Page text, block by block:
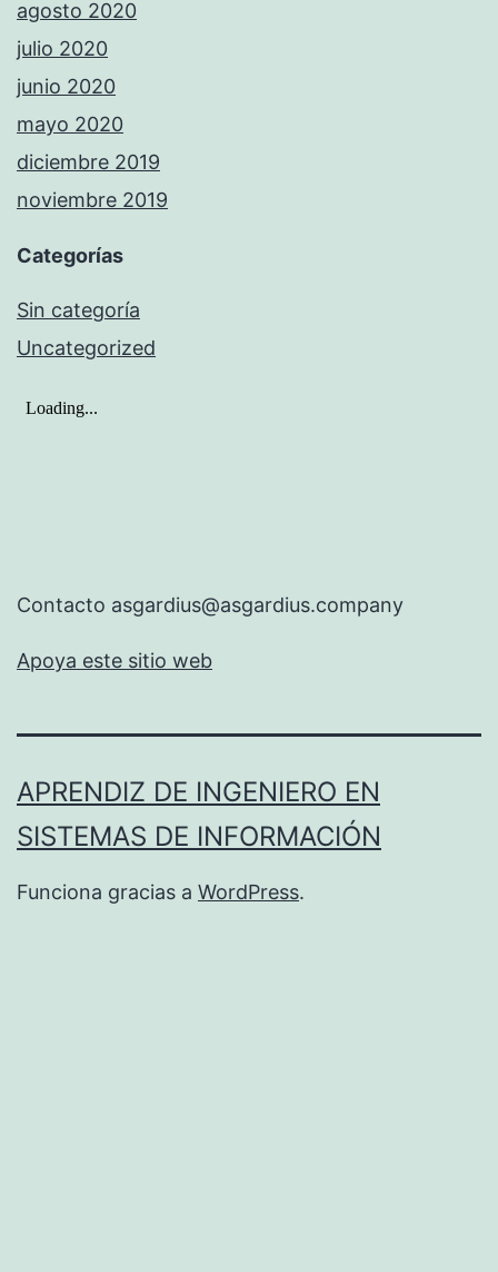
agosto 2020
julio 2020
junio 2020
mayo 2020
diciembre 2019
noviembre 2019
Categorías
Sin categoría
Uncategorized
Contacto asgardius@asgardius.company
Apoya este sitio web
APRENDIZ DE INGENIERO EN
SISTEMAS DE INFORMACIÓN
Funciona gracias a WordPress.